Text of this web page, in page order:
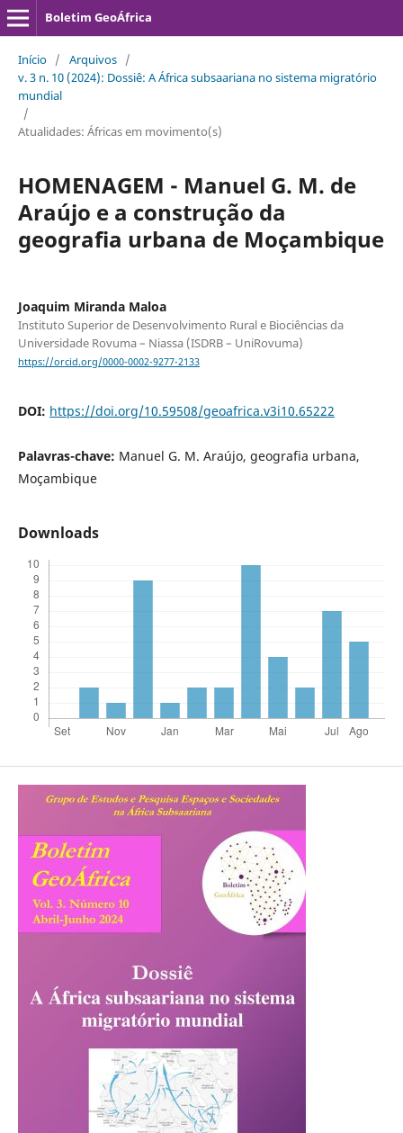
Boletim GeoÁfrica
Início / Arquivos /
v. 3 n. 10 (2024): Dossiê: A África subsaariana no sistema migratório
mundial
/
Atualidades: Áfricas em movimento(s)
HOMENAGEM - Manuel G. M. de
Araújo e a construção da
geografia urbana de Moçambique
Joaquim Miranda Maloa
Instituto Superior de Desenvolvimento Rural e Biociências da
Universidade Rovuma – Niassa (ISDRB – UniRovuma)
https://orcid.org/0000-0002-9277-2133
DOI: https://doi.org/10.59508/geoafrica.v3i10.65222
Palavras-chave: Manuel G. M. Araújo, geografia urbana,
Moçambique
Downloads